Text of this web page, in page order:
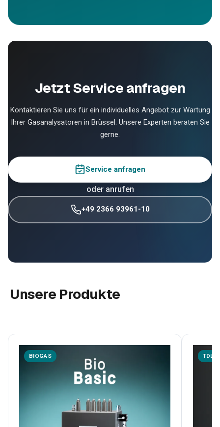
Jetzt Service anfragen
Kontaktieren Sie uns für ein individuelles Angebot zur Wartung
Ihrer Gasanalysatoren in Brüssel. Unsere Experten beraten Sie
gerne.
Service anfragen
oder anrufen
+49 2366 93961-10
Unsere Produkte
BIOGAS